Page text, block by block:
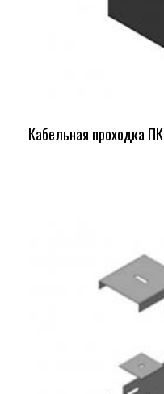
Кабельная проходка ПК